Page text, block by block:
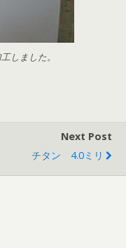
しました。
Next Post
チタン 4.0ミリ